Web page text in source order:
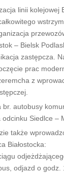
linii kolejowej
– Bielsk
zastępcza.
prac
z
autobusy
Siedlce –
także
Białostocka:
odjazd o